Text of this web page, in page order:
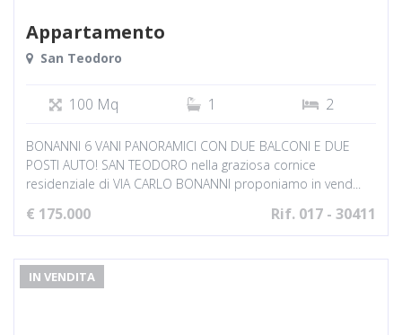
Appartamento
San Teodoro
100 Mq 1 2
BONANNI 6 VANI PANORAMICI CON DUE BALCONI E DUE
POSTI AUTO! SAN TEODORO nella graziosa cornice
residenziale di VIA CARLO BONANNI proponiamo in vend...
€ 175.000 Rif. 017 - 30411
IN VENDITA